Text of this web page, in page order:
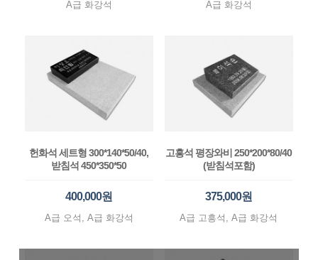
A급 화강석 A급 화강석
헌화석 세트형 300*140*50/40,
받침석 450*350*50
400,000원
A급 오석, A급 화강석
고흥석 평장와비 250*200*80/40
(받침석포함)
375,000원
A급 고흥석, A급 화강석